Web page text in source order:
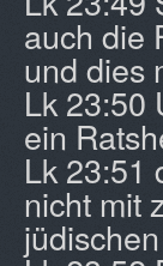
auch die
und dies
Lk 23:50
ein
Lk 23:51
nicht mit